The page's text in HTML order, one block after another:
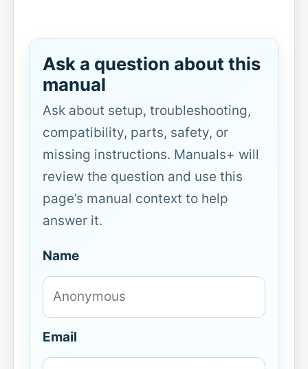
Ask a question about this
manual
Ask about setup, troubleshooting,
compatibility, parts, safety, or
missing instructions. Manuals+ will
review the question and use this
page’s manual context to help
answer it.
Name
Email